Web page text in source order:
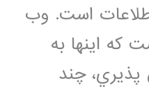
است. وب
که اينها به‌
چند